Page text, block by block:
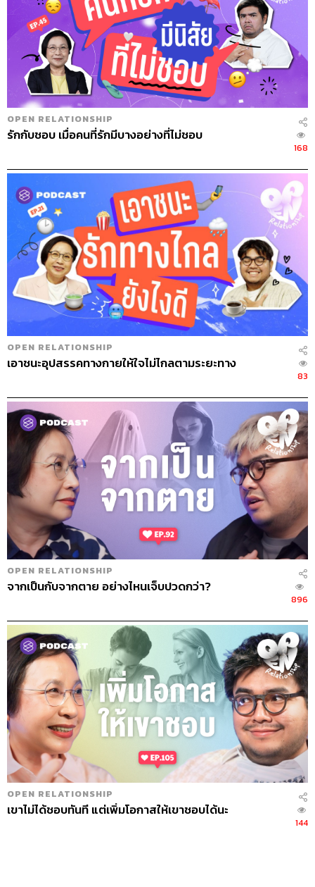
OPEN RELATIONSHIP
รักกับชอบ เมื่อคนที่รักมีบางอย่างที่ไม่ชอบ
168
OPEN RELATIONSHIP
เอาชนะอุปสรรคทางกายให้ใจไม่ไกลตามระยะทาง
83
OPEN RELATIONSHIP
จากเป็นกับจากตาย อย่างไหนเจ็บปวดกว่า?
896
OPEN RELATIONSHIP
เขาไม่ได้ชอบทันที แต่เพิ่มโอกาสให้เขาชอบได้นะ
144